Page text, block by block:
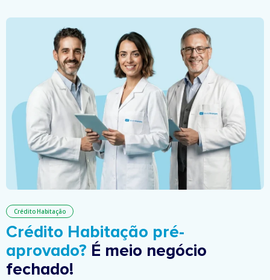
Crédito Habitação
Crédito Habitação pré-
aprovado? É meio negócio
fechado!